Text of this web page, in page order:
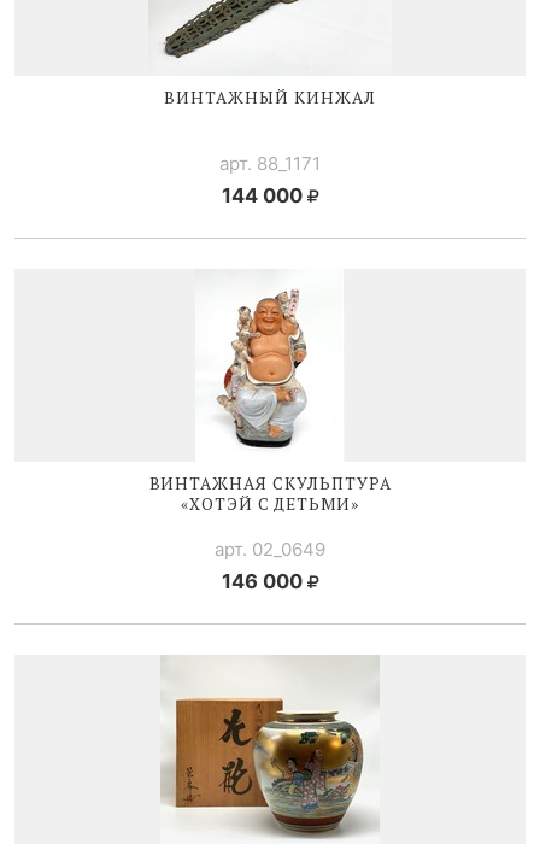
ВИНТАЖНЫЙ КИНЖАЛ
арт. 88_1171
144 000
ВИНТАЖНАЯ СКУЛЬПТУРА
«ХОТЭЙ С ДЕТЬМИ»
арт. 02_0649
146 000